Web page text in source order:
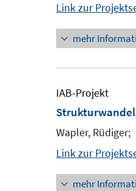
Link zur
mehr
IAB-Projekt
Wapler, Rüdiger;
Link zur
mehr